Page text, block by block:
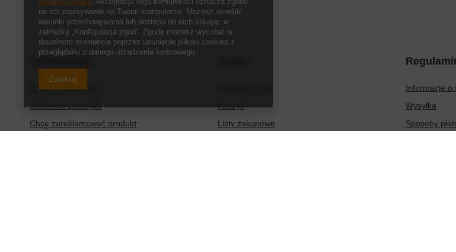
Status zamówienia
Śledzenie przesyłki
Chcę zareklamować produkt
Koszyk
Listy zakupowe
Informacje o
Wysyłka
Sposoby
na ich zapisywanie na Twoim komputerze. Możesz określić
warunki przechowywania lub dostępu do nich klikając w
zakładkę „Konfiguracja zgód”. Zgodę możesz wycofać w
dowolnym momencie poprzez usunięcie plików cookies z
przeglądarki z danego urządzenia końcowego.
Zamknij